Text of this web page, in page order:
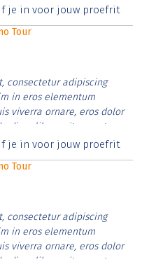
cursus id rutrum lorem
je in voor jouw proefrit
Tour
consectetur adipiscing
in eros elementum
viverra ornare, eros dolor
diam libero vitae erat.
cursus id rutrum lorem
je in voor jouw proefrit
Tour
consectetur adipiscing
in eros elementum
viverra ornare, eros dolor
diam libero vitae erat.